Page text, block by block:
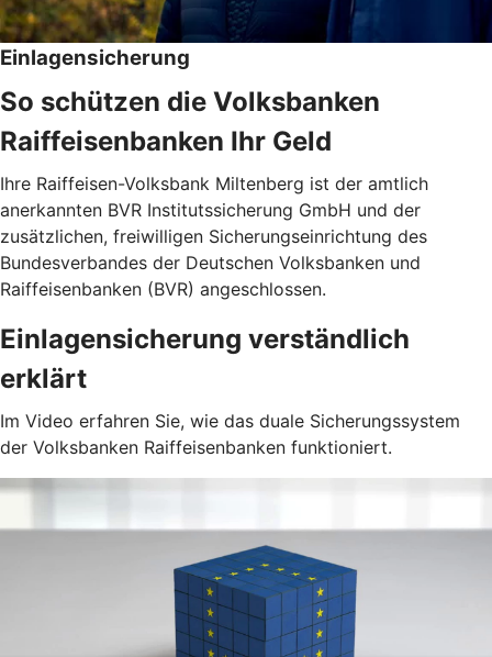
Einlagensicherung
So schützen die Volksbanken
Raiffeisenbanken Ihr Geld
Ihre Raiffeisen-Volksbank Miltenberg ist der amtlich
anerkannten BVR Institutssicherung GmbH und der
zusätzlichen, freiwilligen Sicherungseinrichtung des
Bundesverbandes der Deutschen Volksbanken und
Raiffeisenbanken (BVR) angeschlossen.
Einlagensicherung verständlich
erklärt
Im Video erfahren Sie, wie das duale Sicherungssystem
der Volksbanken Raiffeisenbanken funktioniert.